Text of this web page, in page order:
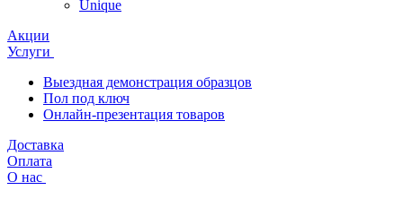
Unique
Акции
Услуги
Выездная демонстрация образцов
Пол под ключ
Онлайн-презентация товаров
Доставка
Оплата
О нас